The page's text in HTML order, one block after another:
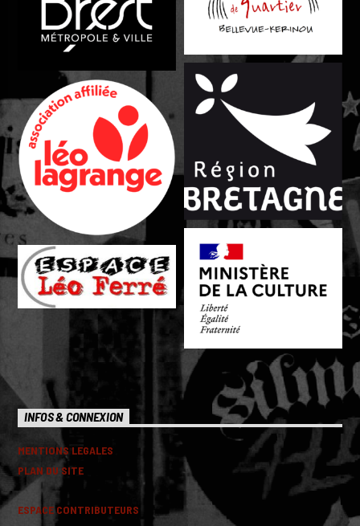
INFOS & CONNEXION
MENTIONS LEGALES
PLAN DU SITE
ESPACE CONTRIBUTEURS